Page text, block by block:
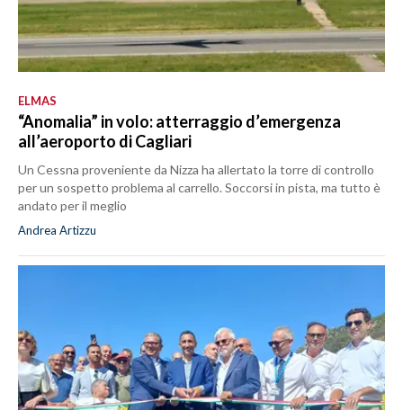
ELMAS
“Anomalia” in volo: atterraggio d’emergenza
all’aeroporto di Cagliari
Un Cessna proveniente da Nizza ha allertato la torre di controllo
per un sospetto problema al carrello. Soccorsi in pista, ma tutto è
andato per il meglio
Andrea Artizzu